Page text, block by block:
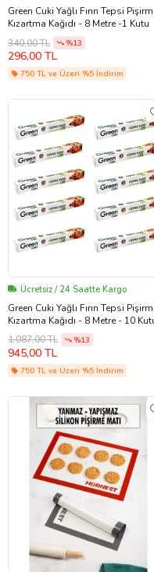
Green Cuki Yağlı Fırın Tepsi
Kızartma Kağıdı - 8 Metre -1 Kutu
340,00 TL
%13
296,00 TL
750 TL ve Üzeri %5 İndirim
Ücretsiz / 24 Saatte Kargo
Green Cuki Yağlı Fırın Tepsi
Kızartma Kağıdı - 8 Metre - 10
1.087,00 TL
%13
945,00 TL
750 TL ve Üzeri %5 İndirim